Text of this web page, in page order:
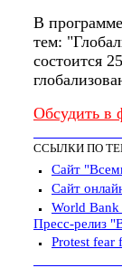
В
тем:
состоится
Обсудить в
ССЫЛКИ ПО
Сайт
Сайт
World Bank
Пресс-релиз
Protest fear